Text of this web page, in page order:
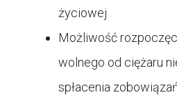
życiowej
Możliwość
wolnego od ciężaru
spłacenia